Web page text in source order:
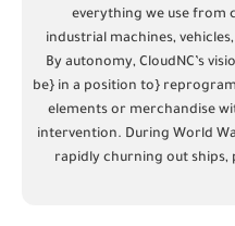
everything we use from
industrial machines,
By autonomy, CloudNC’s
be} in a position to}
elements or merchandise
intervention. During World
rapidly churning out ships,